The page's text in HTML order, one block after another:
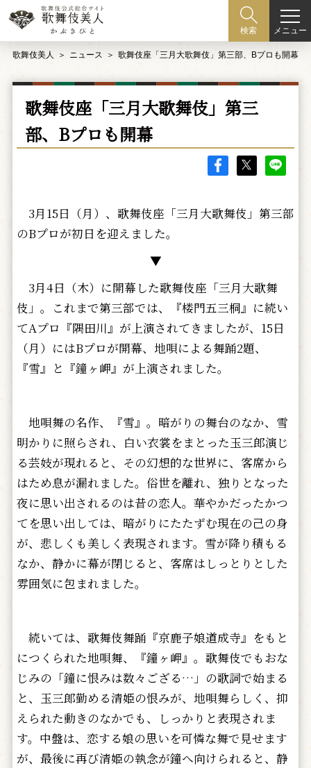
検索 メニュー
歌舞伎美人 ニュース 歌舞伎座「三月大歌舞伎」第三部、Bプロも開幕
歌舞伎座「三月大歌舞伎」第三
部、Bプロも開幕
3月15日（月）、歌舞伎座「三月大歌舞伎」第三部
のBプロが初日を迎えました。
▼
3月4日（木）に開幕した歌舞伎座「三月大歌舞
伎」。これまで第三部では、『楼門五三桐』に続い
てAプロ『隅田川』が上演されてきましたが、15日
（月）にはBプロが開幕、地唄による舞踊2題、
『雪』と『鐘ヶ岬』が上演されました。
地唄舞の名作、『雪』。暗がりの舞台のなか、雪
明かりに照らされ、白い衣裳をまとった玉三郎演じ
る芸妓が現れると、その幻想的な世界に、客席から
はため息が漏れました。俗世を離れ、独りとなった
夜に思い出されるのは昔の恋人。華やかだったかつ
てを思い出しては、暗がりにたたずむ現在の己の身
が、悲しくも美しく表現されます。雪が降り積もる
なか、静かに幕が閉じると、客席はしっとりとした
雰囲気に包まれました。
続いては、歌舞伎舞踊『京鹿子娘道成寺』をもと
につくられた地唄舞、『鐘ヶ岬』。歌舞伎でもおな
じみの「鐘に恨みは数々ござる…」の歌詞で始まる
と、玉三郎勤める清姫の恨みが、地唄舞らしく、抑
えられた動きのなかでも、しっかりと表現されま
す。中盤は、恋する娘の思いを可憐な舞で見せます
が、最後に再び清姫の執念が鐘へ向けられると、静